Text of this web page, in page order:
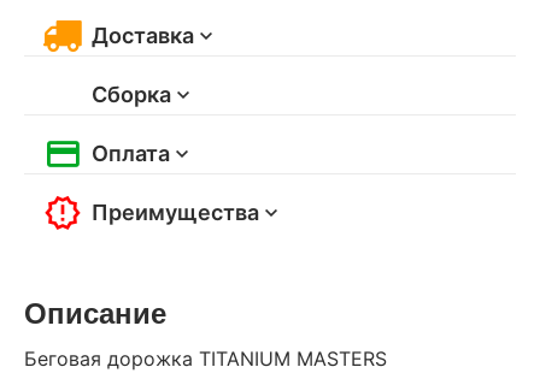
Доставка
Сборка
Оплата
Преимущества
Описание
Беговая дорожка TITANIUM MASTERS